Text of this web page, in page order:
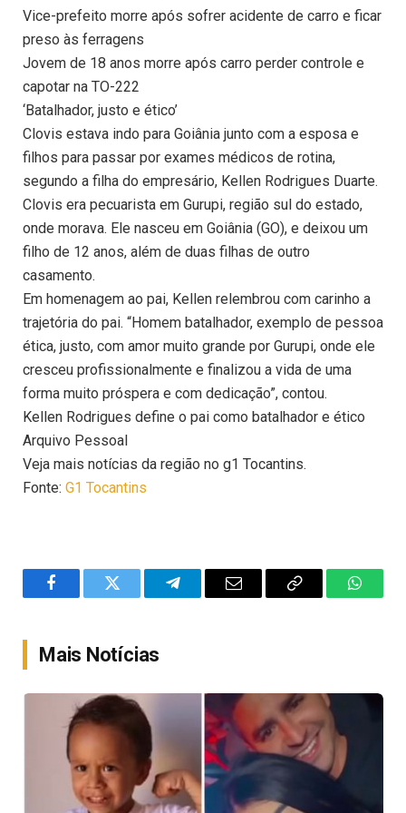
Vice-prefeito morre após sofrer acidente de carro e ficar
preso às ferragens
Jovem de 18 anos morre após carro perder controle e
capotar na TO-222
‘Batalhador, justo e ético’
Clovis estava indo para Goiânia junto com a esposa e
filhos para passar por exames médicos de rotina,
segundo a filha do empresário, Kellen Rodrigues Duarte.
Clovis era pecuarista em Gurupi, região sul do estado,
onde morava. Ele nasceu em Goiânia (GO), e deixou um
filho de 12 anos, além de duas filhas de outro
casamento.
Em homenagem ao pai, Kellen relembrou com carinho a
trajetória do pai. “Homem batalhador, exemplo de pessoa
ética, justo, com amor muito grande por Gurupi, onde ele
cresceu profissionalmente e finalizou a vida de uma
forma muito próspera e com dedicação”, contou.
Kellen Rodrigues define o pai como batalhador e ético
Arquivo Pessoal
Veja mais notícias da região no g1 Tocantins.
Fonte: G1 Tocantins
FacebookTwitter TelegramEmail
Copy
Mais Notícias